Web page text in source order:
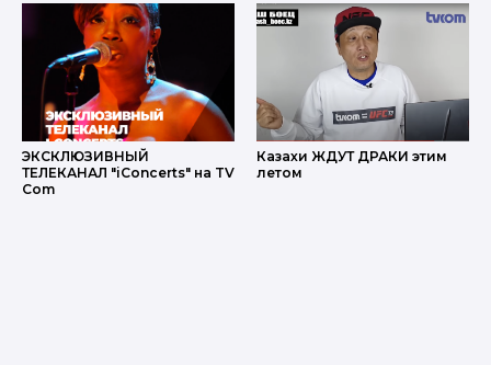
ЭКСКЛЮЗИВНЫЙ
ТЕЛЕКАНАЛ "iConcerts" на TV
Com
Казахи ЖДУТ ДРАКИ этим
летом